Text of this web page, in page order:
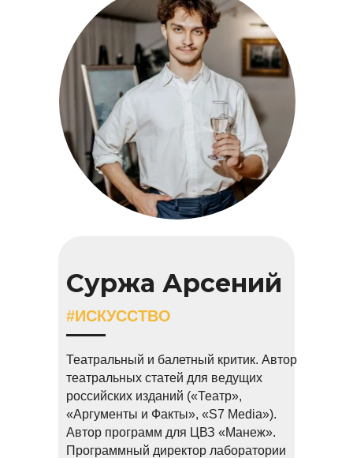
#ИСКУССТВО
Суржа Арсений
Театральный и балетный критик. Автор
театральных статей для ведущих
российских изданий («Театр»,
«Аргументы и Факты», «S7 Media»).
Автор программ для ЦВЗ «Манеж».
Программный директор лаборатории